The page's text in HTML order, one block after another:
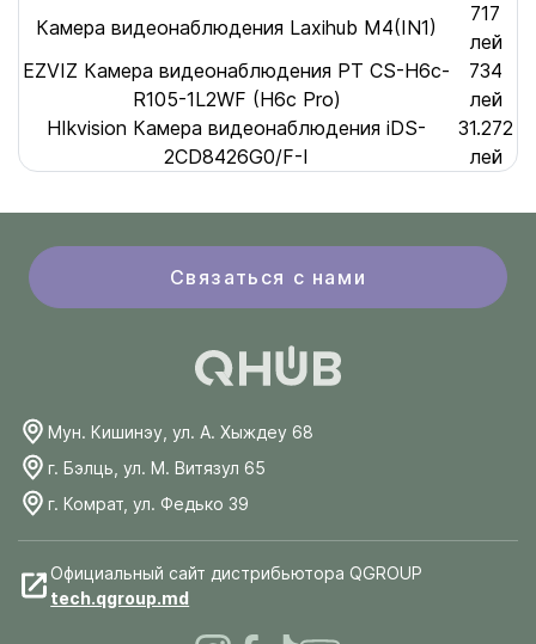
Камера видеонаблюдения Laxihub M4(IN1)
717
лей
EZVIZ Камера видеонаблюдения PT CS-H6c-
R105-1L2WF (H6c Pro)
734
лей
HIkvision Камера видеонаблюдения iDS-
2CD8426G0/F-I
31.272
лей
Связаться с нами
Мун. Кишинэу, ул. А. Хыждеу 68
г. Бэлць, ул. М. Витязул 65
г. Комрат, ул. Федько 39
Официальный сайт дистрибьютора QGROUP
tech.qgroup.md